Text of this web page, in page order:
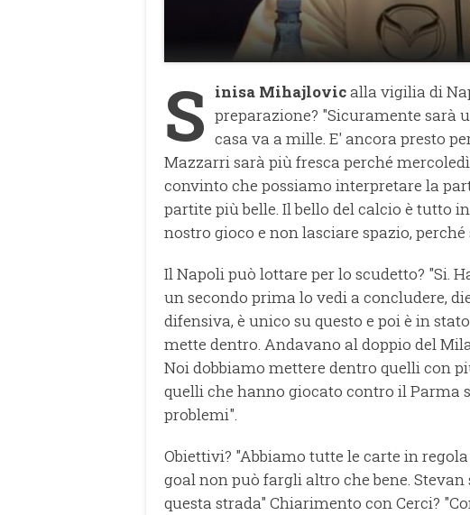
S inisa Mihajlovicalla vigilia di
preparazione? "Sicuramente sarà
casa va a mille. E' ancora presto
Mazzarri sarà più fresca perché
convinto che possiamo interpretare la
partite più belle. Il bello del calcio è tutto
nostro gioco e non lasciare spazio,
Il Napoli può lottare per lo scudetto? "Si.
un secondo prima lo vedi a concludere,
difensiva, è unico su questo e poi è in
mette dentro. Andavano al doppio del
Noi dobbiamo mettere dentro quelli con
quelli che hanno giocato contro il Parma
problemi".
Obiettivi? "Abbiamo tutte le carte in
goal non può fargli altro che bene.
questa strada" Chiarimento con Cerci?